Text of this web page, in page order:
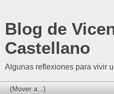
Blog de
Castellano
Algunas reflexiones para vivir